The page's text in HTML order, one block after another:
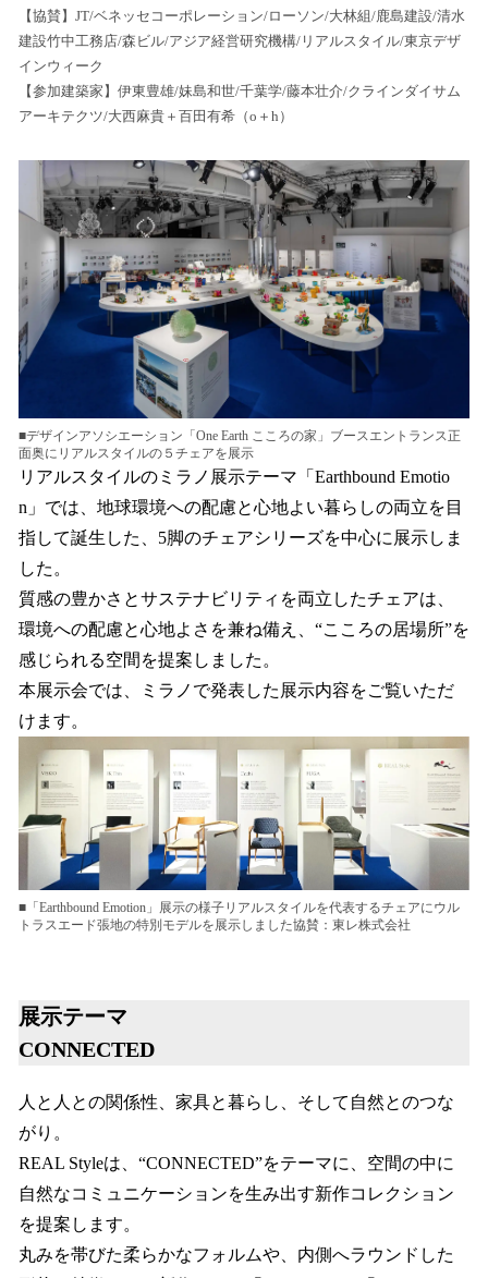
【協賛】JT/ベネッセコーポレーション/ローソン/大林組/鹿島建設/清水
建設竹中工務店/森ビル/アジア経営研究機構/リアルスタイル/東京デザ
インウィーク
【参加建築家】伊東豊雄/妹島和世/千葉学/藤本壮介/クラインダイサム
アーキテクツ/大西麻貴＋百田有希（o＋h）
■デザインアソシエーション「One Earth こころの家」ブースエントランス正
面奥にリアルスタイルの５チェアを展示
リアルスタイルのミラノ展示テーマ「Earthbound Emotio
n」では、地球環境への配慮と心地よい暮らしの両立を目
指して誕生した、5脚のチェアシリーズを中心に展示しま
した。
質感の豊かさとサステナビリティを両立したチェアは、
環境への配慮と心地よさを兼ね備え、“こころの居場所”を
感じられる空間を提案しました。
本展示会では、ミラノで発表した展示内容をご覧いただ
けます。
■「Earthbound Emotion」展示の様子リアルスタイルを代表するチェアにウル
トラスエード張地の特別モデルを展示しました協賛：東レ株式会社
展示テーマ
CONNECTED
人と人との関係性、家具と暮らし、そして自然とのつな
がり。
REAL Styleは、“CONNECTED”をテーマに、空間の中に
自然なコミュニケーションを生み出す新作コレクション
を提案します。
丸みを帯びた柔らかなフォルムや、内側へラウンドした